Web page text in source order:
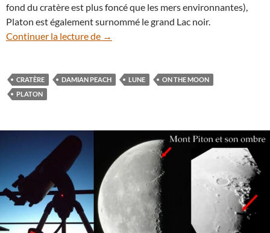
fond du cratère est plus foncé que les mers environnantes),
Platon est également surnommé le grand Lac noir.
Continuer la lecture de
Ombres géantes dans le cratère lunaire
→
CRATÈRE DAMIAN PEACH LUNE
ON THE MOON
PLATON